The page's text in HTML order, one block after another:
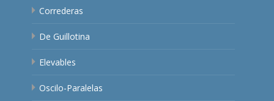
Correderas
De Guillotina
Elevables
Oscilo-Paralelas